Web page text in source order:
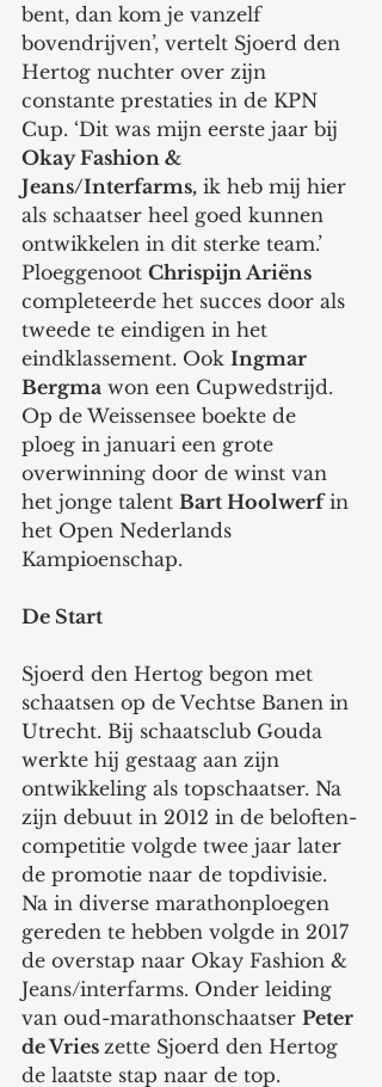
bent, dan kom je vanzelf
bovendrijven’, vertelt Sjoerd den
Hertog nuchter over zijn
constante prestaties in de KPN
Cup. ‘Dit was mijn eerste jaar bij
Okay Fashion &
Jeans/Interfarms, ik heb mij hier
als schaatser heel goed kunnen
ontwikkelen in dit sterke team.’
Ploeggenoot Chrispijn Ariëns
completeerde het succes door als
tweede te eindigen in het
eindklassement. Ook Ingmar
Bergma won een Cupwedstrijd.
Op de Weissensee boekte de
ploeg in januari een grote
overwinning door de winst van
het jonge talent Bart Hoolwerf in
het Open Nederlands
Kampioenschap.
De Start
Sjoerd den Hertog begon met
schaatsen op de Vechtse Banen in
Utrecht. Bij schaatsclub Gouda
werkte hij gestaag aan zijn
ontwikkeling als topschaatser. Na
zijn debuut in 2012 in de beloften-
competitie volgde twee jaar later
de promotie naar de topdivisie.
Na in diverse marathonploegen
gereden te hebben volgde in 2017
de overstap naar Okay Fashion &
Jeans/interfarms. Onder leiding
van oud-marathonschaatser Peter
de Vries zette Sjoerd den Hertog
de laatste stap naar de top.